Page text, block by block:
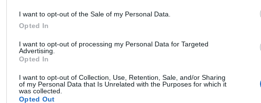
I want to opt-out of the Sale of my Personal Data.
Opted In
I want to opt-out of processing my Personal Data for Targeted
Advertising.
Opted In
I want to opt-out of Collection, Use, Retention, Sale, and/or Sharing
of my Personal Data that Is Unrelated with the Purposes for which it
was collected.
Opted Out
Médiatér